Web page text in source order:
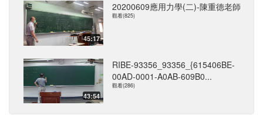
45:17
20200609應用力學(二)-陳重德老師
觀看(825)
43:54
RIBE-93356_93356_{615406BE-
00AD-0001-A0AB-609B0...
觀看(286)